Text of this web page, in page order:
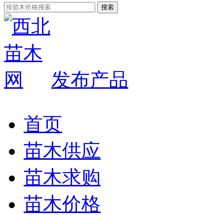
发布产品
首页
苗木供应
苗木求购
苗木价格